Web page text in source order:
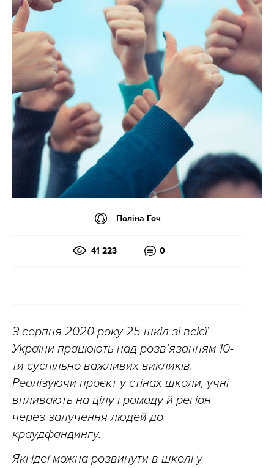
Поліна Гоч
41 223 0
З серпня 2020 року 25 шкіл зі всієї
України працюють над розв’язанням 10-
ти суспільно важливих викликів.
Реалізуючи проєкт у стінах школи, учні
впливають на цілу громаду й регіон
через залучення людей до
краудфандингу.
Які ідеї можна розвинути в школі у